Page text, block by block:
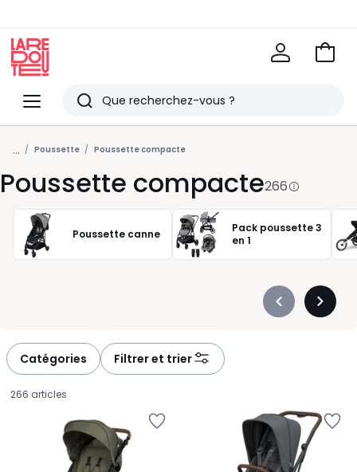
Menu
Redoute
Rechercher
Derniers
articles
vus
Voir
... Poussette Poussette compacte
Poussette compacte266
Poussette canne
Pack poussette 3
en 1
Précédent
Catégories Filtrer et trier
266 articles